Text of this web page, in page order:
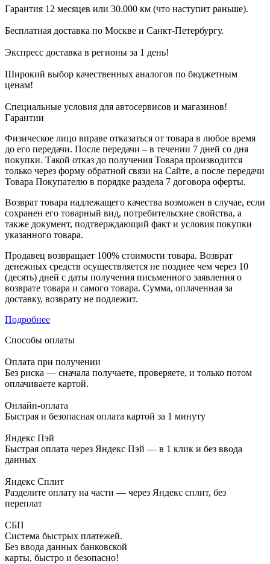
Гарантия 12 месяцев или 30.000 км (что наступит раньше).
Бесплатная доставка по Москве и Санкт-Петербургу.
Экспресс доставка в регионы за 1 день!
Широкий выбор качественных аналогов по бюджетным
ценам!
Специальные условия для автосервисов и магазинов!
Гарантии
Физическое лицо вправе отказаться от товара в любое время
до его передачи. После передачи – в течении 7 дней со дня
покупки. Такой отказ до получения Товара производится
только через форму обратной связи на Сайте, а после передачи
Товара Покупателю в порядке раздела 7 договора оферты.
Возврат товара надлежащего качества возможен в случае, если
сохранен его товарный вид, потребительские свойства, а
также документ, подтверждающий факт и условия покупки
указанного товара.
Продавец возвращает 100% стоимости товара. Возврат
денежных средств осуществляется не позднее чем через 10
(десять) дней с даты получения письменного заявления о
возврате товара и самого товара. Сумма, оплаченная за
доставку, возврату не подлежит.
Подробнее
Способы оплаты
Оплата при получении
Без риска — сначала получаете, проверяете, и только потом
оплачиваете картой.
Онлайн-оплата
Быстрая и безопасная оплата картой за 1 минуту
Яндекс Пэй
Быстрая оплата через Яндекс Пэй — в 1 клик и без ввода
данных
Яндекс Сплит
Разделите оплату на части — через Яндекс сплит, без
переплат
СБП
Система быстрых платежей.
Без ввода данных банковской
карты, быстро и безопасно!